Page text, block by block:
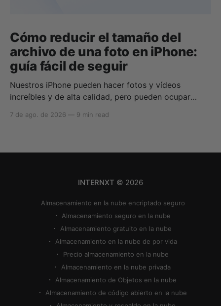
Cómo reducir el tamaño del
archivo de una foto en iPhone:
guía fácil de seguir
Nuestros iPhone pueden hacer fotos y vídeos
increíbles y de alta calidad, pero pueden ocupar
cómo reducir el tamaño de las fotos en iPhone o
puedes utilizar
7 de ago. de 2026 — 9 min read
INTERNXT © 2026
Almacenamiento en la nube encriptado seguro
Almacenamiento seguro en la nube
Almacenamiento gratuito en la nube
Almacenamiento en la nube de por vida
Precio almacenamiento en la nube
Almacenamiento en la nube privada
Almacenamiento de Objetos en la nube
Almacenamiento de código abierto en la nube